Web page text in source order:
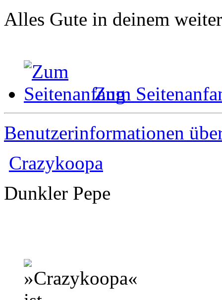
Alles Gute in deinem
Zum
Benutzerinformationen
Crazykoopa
Dunkler Pepe